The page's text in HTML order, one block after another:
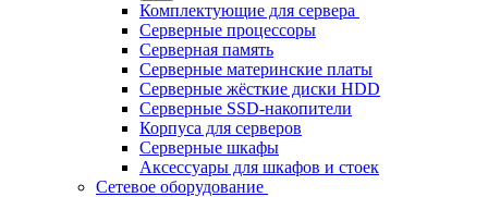
Комплектующие для сервера
Серверные процессоры
Серверная память
Серверные материнские платы
Серверные жёсткие диски HDD
Серверные SSD-накопители
Корпуса для серверов
Серверные шкафы
Аксессуары для шкафов и стоек
Сетевое оборудование